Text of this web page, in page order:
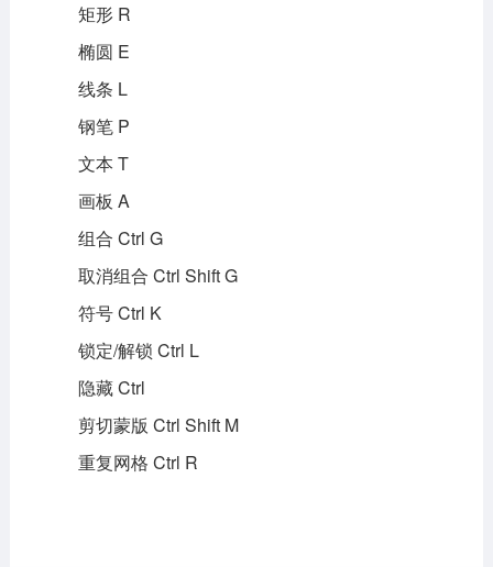
矩形 R
椭圆 E
线条 L
钢笔 P
文本 T
画板 A
组合 Ctrl G
取消组合 Ctrl Shift G
符号 Ctrl K
锁定/解锁 Ctrl L
隐藏 Ctrl
剪切蒙版 Ctrl Shift M
重复网格 Ctrl R